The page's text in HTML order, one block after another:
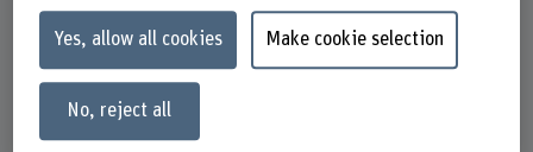
Institute(s)
Multifunctional Forest Management
Research unit(s)
Forest Policy and International Forest Management
Yes, allow all cookies Make cookie selection
No, reject all